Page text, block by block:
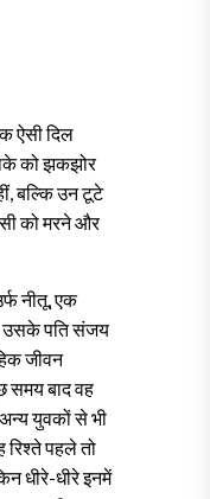
ऐसी दिल
को झकझोर
बल्कि उन टूटे
को मरने और
नीतू, एक
उसके पति संजय
जीवन
समय बाद वह
युवकों से भी
पहले तो
धीरे-धीरे इनमें